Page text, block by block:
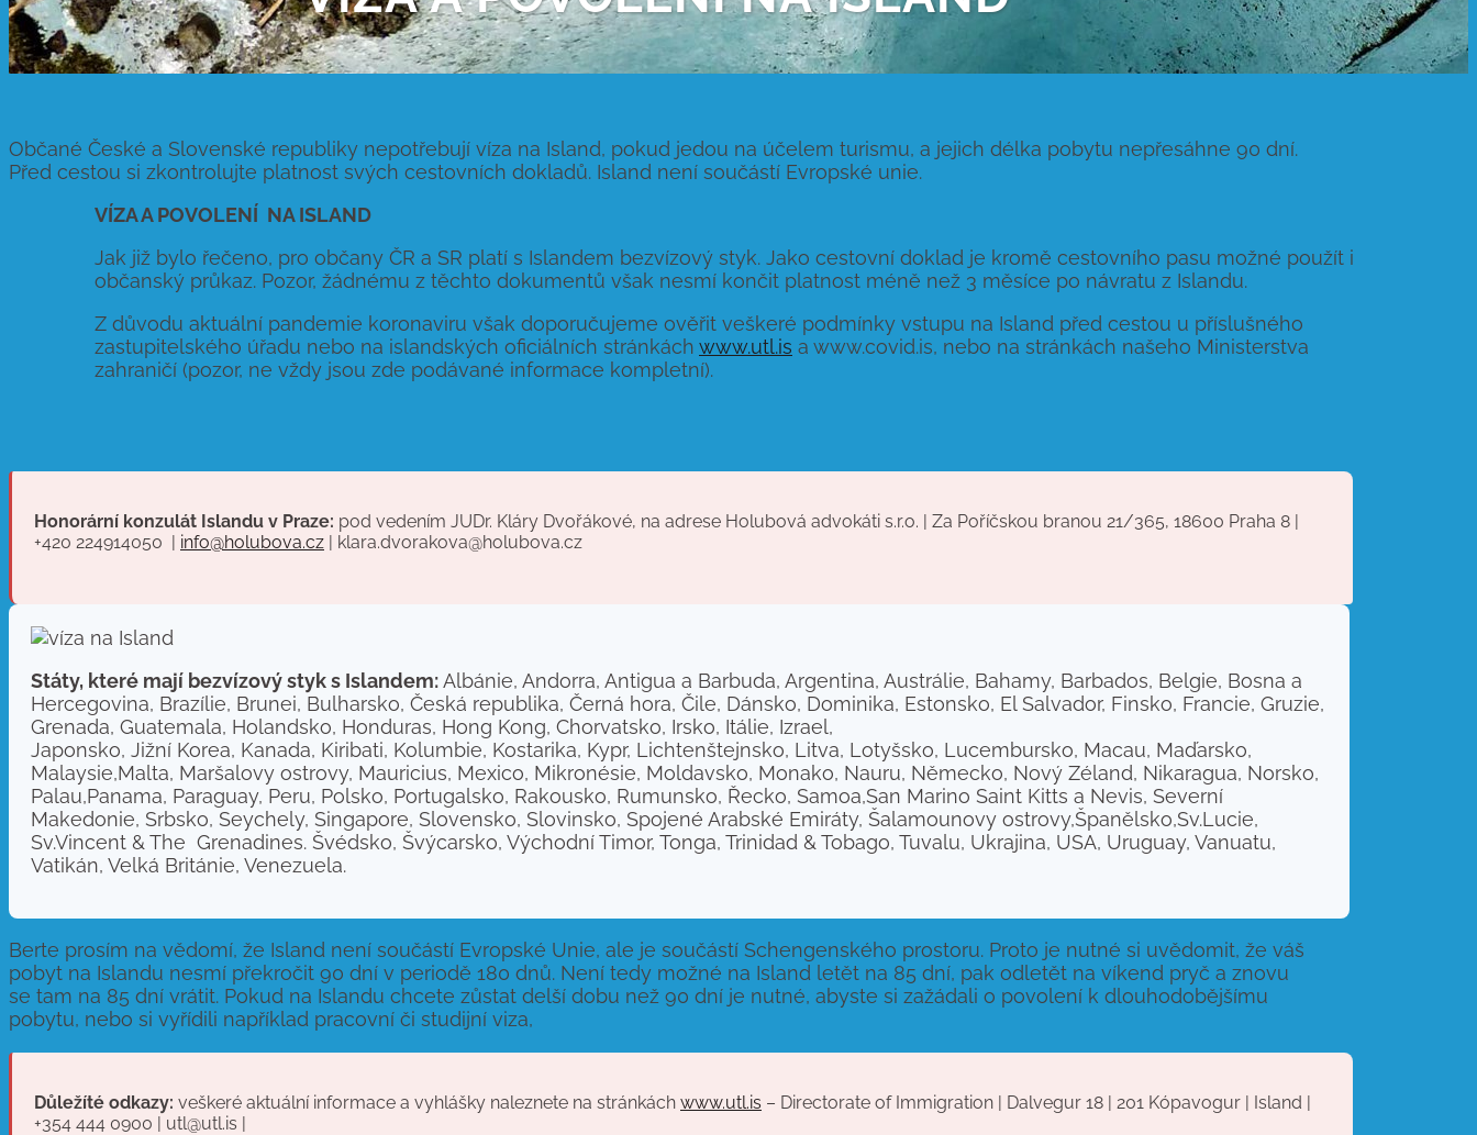
Občané České a Slovenské republiky nepotřebují víza na Island, pokud jedou na účelem turismu, a jejich délka pobytu nepřesáhne 90 dní.
Před cestou si zkontrolujte platnost svých cestovních dokladů. Island není součástí Evropské unie.
VÍZA A POVOLENÍ NA ISLAND
Jak již bylo řečeno, pro občany ČR a SR platí s Islandem bezvízový styk. Jako cestovní doklad je kromě cestovního pasu možné použít i
občanský průkaz. Pozor, žádnému z těchto dokumentů však nesmí končit platnost méně než 3 měsíce po návratu z Islandu.
Z důvodu aktuální pandemie koronaviru však doporučujeme ověřit veškeré podmínky vstupu na Island před cestou u příslušného
zastupitelského úřadu nebo na islandských oficiálních stránkách www.utl.is a www.covid.is, nebo na stránkách našeho Ministerstva
zahraničí (pozor, ne vždy jsou zde podávané informace kompletní).
Honorární konzulát Islandu v Praze: pod vedením JUDr. Kláry Dvořákové, na adrese Holubová advokáti s.r.o. | Za Poříčskou branou 21/365, 18600 Praha 8 |
+420 224914050 | info@holubova.cz | klara.dvorakova@holubova.cz
Státy, které mají bezvízový styk s Islandem:Albánie, Andorra, Antigua a Barbuda, Argentina, Austrálie, Bahamy, Barbados, Belgie, Bosna a
Hercegovina, Brazílie, Brunei, Bulharsko, Česká republika, Černá hora, Čile, Dánsko, Dominika, Estonsko, El Salvador, Finsko, Francie, Gruzie,
Grenada, Guatemala, Holandsko, Honduras, Hong Kong, Chorvatsko, Irsko, Itálie, Izrael,
Japonsko, Jižní Korea, Kanada, Kiribati, Kolumbie, Kostarika, Kypr, Lichtenštejnsko, Litva, Lotyšsko, Lucembursko, Macau, Maďarsko,
Malaysie,Malta, Maršalovy ostrovy, Mauricius, Mexico, Mikronésie, Moldavsko, Monako, Nauru, Německo, Nový Zéland, Nikaragua, Norsko,
Palau,Panama, Paraguay, Peru, Polsko, Portugalsko, Rakousko, Rumunsko, Řecko, Samoa,San Marino Saint Kitts a Nevis, Severní
Makedonie, Srbsko, Seychely, Singapore, Slovensko, Slovinsko, Spojené Arabské Emiráty, Šalamounovy ostrovy,Španělsko,Sv.Lucie,
Sv.Vincent & The Grenadines. Švédsko, Švýcarsko, Východní Timor, Tonga, Trinidad & Tobago, Tuvalu, Ukrajina, USA, Uruguay, Vanuatu,
Vatikán, Velká Británie, Venezuela.
Berte prosím na vědomí, že Island není součástí Evropské Unie, ale je součástí Schengenského prostoru. Proto je nutné si uvědomit, že váš
pobyt na Islandu nesmí překročit 90 dní v periodě 180 dnů. Není tedy možné na Island letět na 85 dní, pak odletět na víkend pryč a znovu
se tam na 85 dní vrátit. Pokud na Islandu chcete zůstat delší dobu než 90 dní je nutné, abyste si zažádali o povolení k dlouhodobějšímu
pobytu, nebo si vyřídili například pracovní či studijní viza,
Důležíté odkazy: veškeré aktuální informace a vyhlášky naleznete na stránkách www.utl.is – Directorate of Immigration | Dalvegur 18 | 201 Kópavogur | Island |
+354 444 0900 | utl@utl.is |